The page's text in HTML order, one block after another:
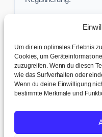
Um dir ein optimales Erlebnis
Cookies, um
zuzugreifen. Wenn du diesen
wie das Surfverhalten oder
Wenn du deine Einwilligung
bestimmte Merkmale und
Sichere dir exklusive
Baustellen-Tipps direkt
✉ Zur Anmeldung
Versand &